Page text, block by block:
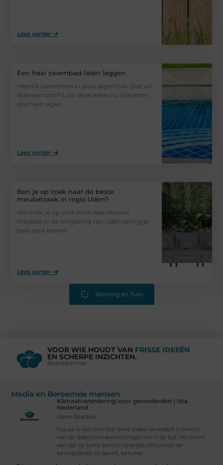
Lees verder ➜
Een fraai zwembad laten leggen
Heerlijk zwemmen in jouw eigen tuin. Dat wil
iedereen toch? Laat deze wens nu uitkomen
door een eigen
Lees verder ➜
Ben je op zoek naar de beste
meubelzaak in regio Uden?
Wanneer je op zoek bent naar nieuwe
meubels in de omgeving van Uden spring je
best eens binnen
Lees verder ➜
Woning en Tuin
VOOR WIE HOUDT VAN FRISSE IDEEËN
EN SCHERPE INZICHTEN.
Roestemmer
Media en Beroemde mensen
Klimaatverandering voor gevorderden | Ista
Nederland
Geen Reacties
Figuur 4 laat zien hoe deze index verandert in functie
van de stabilisatiedoelstellingen en in de tijd. Het toont
aan dat op korte termijn energie-efficiëntie de
belangrijkste rol speelt, behalve